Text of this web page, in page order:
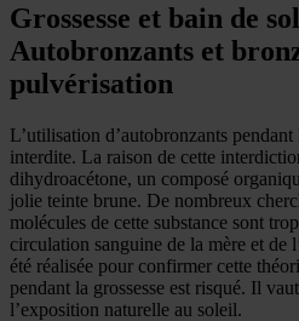
Grossesse et bain de
Autobronzants et
pulvérisation
L’utilisation d’autobronzants pendant
interdite. La raison de cette
dihydroacétone, un composé
jolie teinte brune. De nombreux
molécules de cette substance sont
circulation sanguine de la mère et de
été réalisée pour confirmer cette
pendant la grossesse est risqué. Il
l’exposition naturelle au soleil.